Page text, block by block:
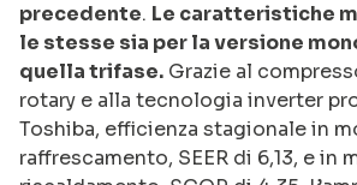
precedente. Le caratteristiche
le stesse sia per la versione
quella trifase. Grazie al
rotary e alla tecnologia inverter
Toshiba, efficienza stagionale in
raffrescamento, SEER di 6,13, e in